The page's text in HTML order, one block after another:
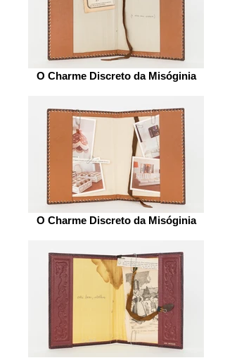
O Charme Discreto da Misóginia
O Charme Discreto da Misóginia